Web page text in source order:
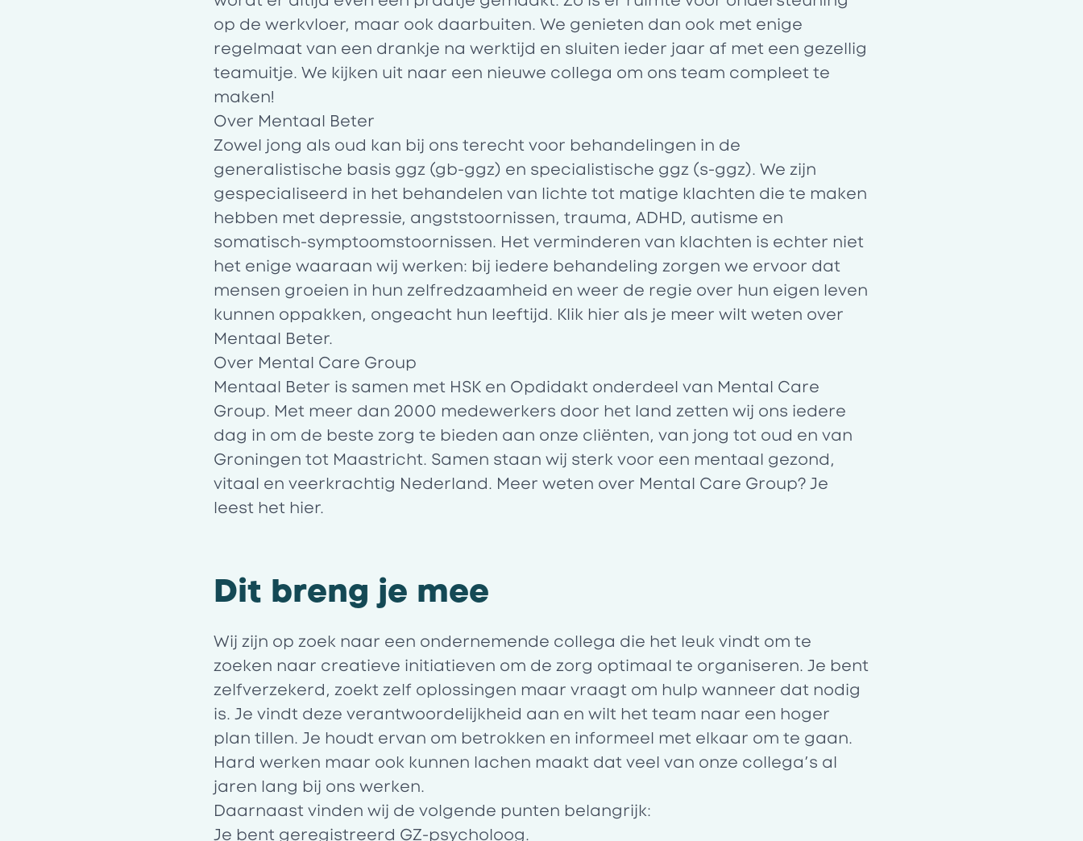
op de werkvloer, maar ook daarbuiten. We genieten dan ook met enige
regelmaat van een drankje na werktijd en sluiten ieder jaar af met een gezellig
teamuitje. We kijken uit naar een nieuwe collega om ons team compleet te
maken!
Over Mentaal Beter
Zowel jong als oud kan bij ons terecht voor behandelingen in de
generalistische basis ggz (gb-ggz) en specialistische ggz (s-ggz). We zijn
gespecialiseerd in het behandelen van lichte tot matige klachten die te maken
hebben met depressie, angststoornissen, trauma, ADHD, autisme en
somatisch-symptoomstoornissen. Het verminderen van klachten is echter niet
het enige waaraan wij werken: bij iedere behandeling zorgen we ervoor dat
mensen groeien in hun zelfredzaamheid en weer de regie over hun eigen leven
kunnen oppakken, ongeacht hun leeftijd. Klik hier als je meer wilt weten over
Mentaal Beter.
Over Mental Care Group
Mentaal Beter is samen met HSK en Opdidakt onderdeel van Mental Care
Group. Met meer dan 2000 medewerkers door het land zetten wij ons iedere
dag in om de beste zorg te bieden aan onze cliënten, van jong tot oud en van
Groningen tot Maastricht. Samen staan wij sterk voor een mentaal gezond,
vitaal en veerkrachtig Nederland. Meer weten over Mental Care Group? Je
leest het hier.
Dit breng je mee
Wij zijn op zoek naar een ondernemende collega die het leuk vindt om te
zoeken naar creatieve initiatieven om de zorg optimaal te organiseren. Je bent
zelfverzekerd, zoekt zelf oplossingen maar vraagt om hulp wanneer dat nodig
is. Je vindt deze verantwoordelijkheid aan en wilt het team naar een hoger
plan tillen. Je houdt ervan om betrokken en informeel met elkaar om te gaan.
Hard werken maar ook kunnen lachen maakt dat veel van onze collega’s al
jaren lang bij ons werken.
Daarnaast vinden wij de volgende punten belangrijk:
Je bent geregistreerd GZ-psycholoog.